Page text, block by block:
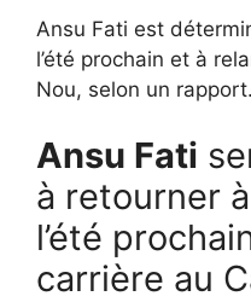
Ansu Fati est
l’été prochain et à
Nou, selon un rapport.
Ansu Fati
à retourner à
l’été
carrière au